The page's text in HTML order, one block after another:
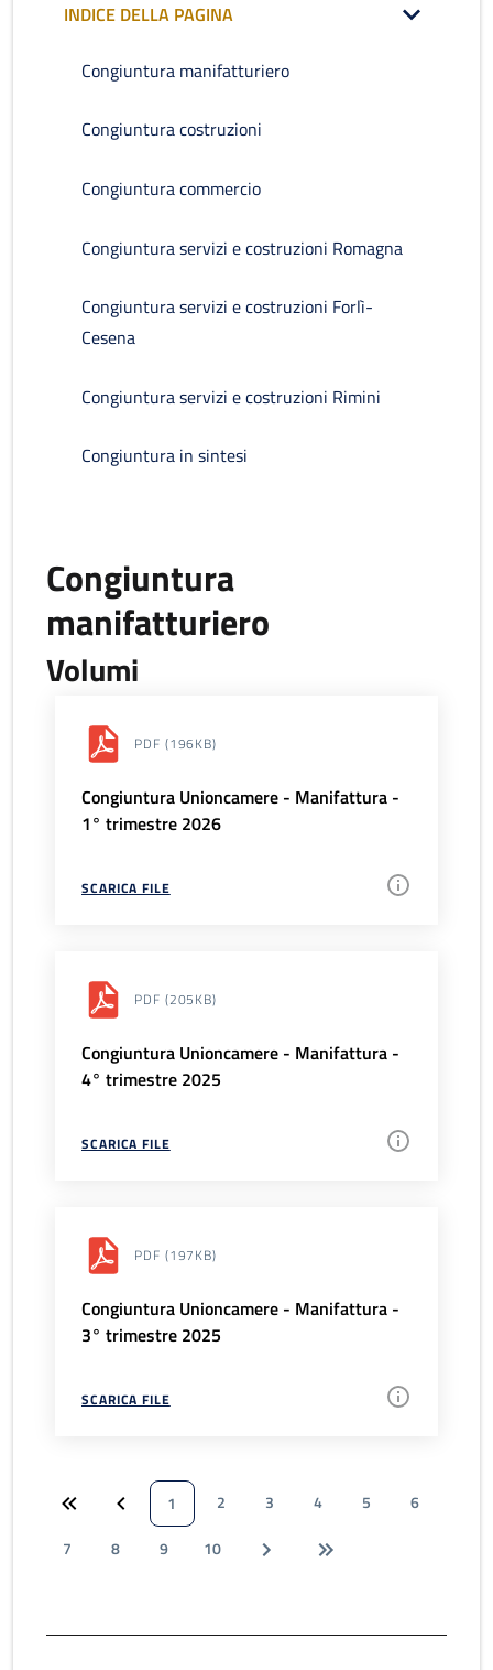
INDICE DELLA PAGINA
Congiuntura manifatturiero
Congiuntura costruzioni
Congiuntura commercio
Congiuntura servizi e costruzioni Romagna
Congiuntura servizi e costruzioni Forlì-
Cesena
Congiuntura servizi e costruzioni Rimini
Congiuntura in sintesi
Congiuntura
manifatturiero
Volumi
PDF (196KB)
Congiuntura Unioncamere - Manifattura -
1° trimestre 2026
SCARICA FILE
PDF (205KB)
Congiuntura Unioncamere - Manifattura -
4° trimestre 2025
SCARICA FILE
PDF (197KB)
Congiuntura Unioncamere - Manifattura -
3° trimestre 2025
SCARICA FILE
1 2 3 4 5
6
7
8 9 10